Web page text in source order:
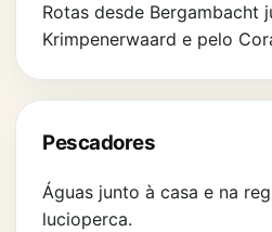
Rotas desde Bergambacht
Krimpenerwaard e pelo
Pescadores
Águas junto à casa e na
lucioperca.